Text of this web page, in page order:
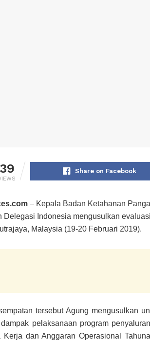
39 Share on Facebook
– Kepala Badan Ketahanan
Delegasi Indonesia mengusulkan
Malaysia (19-20 Februari 2019).
tersebut Agung mengusulkan
pelaksanaan program
Kerja dan Anggaran Operasional